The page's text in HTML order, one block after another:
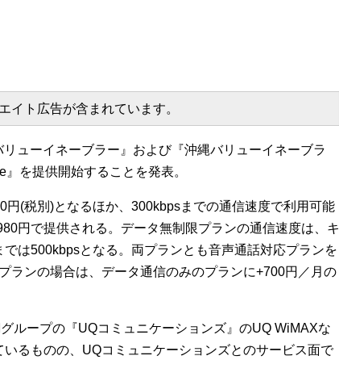
ト広告が含まれています。
ューイネーブラー』および『沖縄バリューイネーブラ
を提供開始することを発表。
円(税別)となるほか、300kbpsまでの通信速度で利用可能
円で提供される。データ無制限プランの通信速度は、キ
は500kbpsとなる。両プランとも音声通話対応プランを
ランの場合は、データ通信のみのプランに+700円／月の
ループの『UQコミュニケーションズ』のUQ WiMAXな
るものの、UQコミュニケーションズとのサービス面で